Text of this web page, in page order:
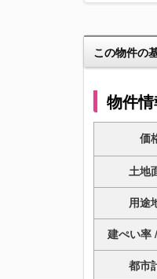
この物件の
物件
価
土地
用途
建ぺい率
都市